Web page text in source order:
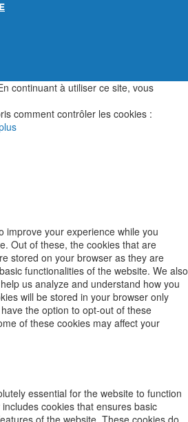
continuant à utiliser ce site, vous
comment contrôler les cookies :
improve your experience while you
Out of these, the cookies that are
stored on your browser as they are
functionalities of the website. We also
us analyze and understand how you
will be stored in your browser only
the option to opt-out of these
of these cookies may affect your
essential for the website to function
cookies that ensures basic